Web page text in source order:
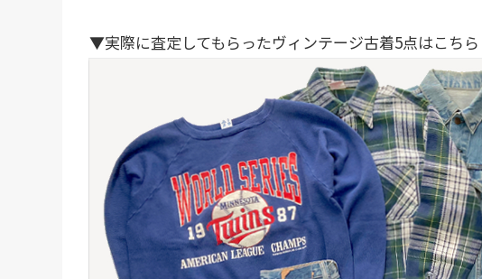
▼実際に査定してもらったヴィンテージ古着5点はこちら